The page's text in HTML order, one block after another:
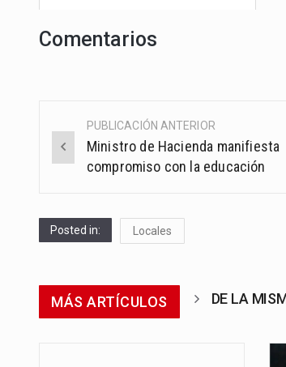
Comentarios
Post
navigation
PUBLICACIÓN ANTERIOR
Ministro de Hacienda manifiesta
compromiso con la educación
Posted in: Locales
MÁS ARTÍCULOS DE LA